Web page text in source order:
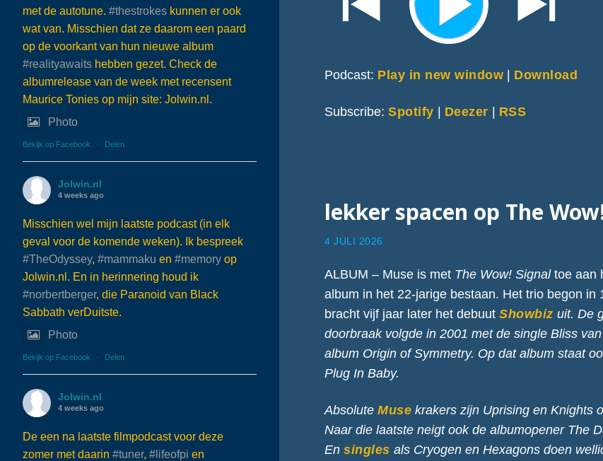
met de autotune. #thestrokes kunnen er ook
wat van. Misschien dat ze daarom een paard
op de voorkant van hun nieuwe album
#realityawaits hebben gezet. Check de
albumrelease van de week met recensent
Maurice Tonies op mijn site: Jolwin.nl.
Photo
Bekijk op Facebook · Delen
Jolwin.nl
4 weeks ago
Misschien wel mijn laatste podcast (in elk
geval voor de komende weken). Ik bespreek
#TheOdyssey, #mammaku en #memory op
Jolwin.nl. En in herinnering houd ik
#norbertberger, die Paranoid van Black
Sabbath verDuitste.
Photo
Bekijk op Facebook · Delen
Jolwin.nl
4 weeks ago
De een na laatste filmpodcast voor deze
zomer met daarin #tuner, #lifeofpi en
Podcast: Play in new window | Download
Subscribe:Spotify | Deezer | RSS
lekker spacen op The
4 JULI 2026
ALBUM – Muse is met The Wow! Signaltoe aan
album in het 22-jarige bestaan. Het trio begon in
bracht vijf jaar later het debuutShowbiz uit. De
doorbraak volgde in 2001 met de singleBliss
album Origin of Symmetry. Op dat album staat
Plug In Baby.
AbsoluteMuse krakers zijn UprisingenKnights
Naar die laatste neigt ook de albumopener The
Ensingles als Cryogen en Hexagonsdoen